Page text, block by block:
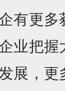
有更
业把
展，